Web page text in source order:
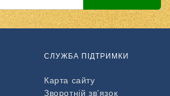
СЛУЖБА ПІДТРИМКИ
Карта сайту
Зворотній зв’язок